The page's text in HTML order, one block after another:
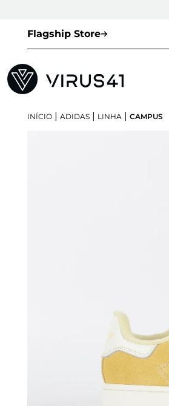
Flagship Store
INÍCIO | ADIDAS | LINHA | CAMPUS